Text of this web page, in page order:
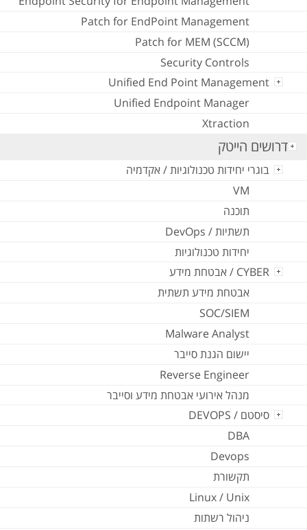
Patch for EndPoint Management
Patch for MEM (SCCM)
Security Controls
Unified End Point Management
Unified Endpoint Manager
Xtraction
דרושים הייטק
בוגרי יחידות טכנולוגיות / אקדמיה
VM
תוכנה
תשתיות / DevOps
יחידות טכנולוגיות
CYBER / אבטחת מידע
אבטחת מידע תשתית
SOC/SIEM
Malware Analyst
יישום הגנת סייבר
Reverse Engineer
מנהל אירועי אבטחת מידע וסייבר
סיסטם / DEVOPS
DBA
Devops
תקשורת
Linux / Unix
ניהול רשתות